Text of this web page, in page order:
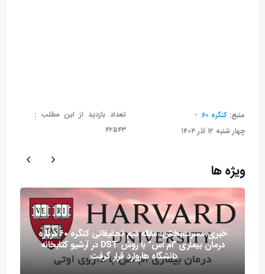
منبع: کنگره ۶۰
چهار شنبه ۱۲ آذر ۱۴۰۴
تعداد بازدید از این مطلب :
۴۲۵۴۳
ویژه ها
خبری مسرت‌بخش: مقاله تیم تحقیقاتی کنگره ۶۰ درباره
درمان بیماری "ام اس" با روش DST در آرشیو کتابخانه
دانشگاه هاروارد قرار گرفت.